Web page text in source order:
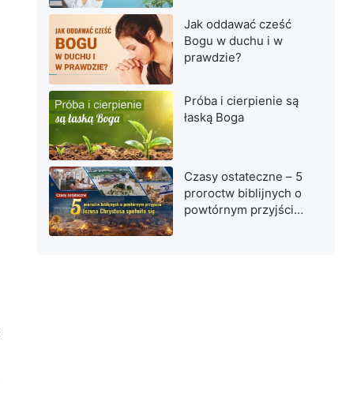
Jak oddawać cześć
Bogu w duchu i w
prawdzie?
Próba i cierpienie są
łaską Boga
Czasy ostateczne – 5
proroctw biblijnych o
powtórnym przyjściu